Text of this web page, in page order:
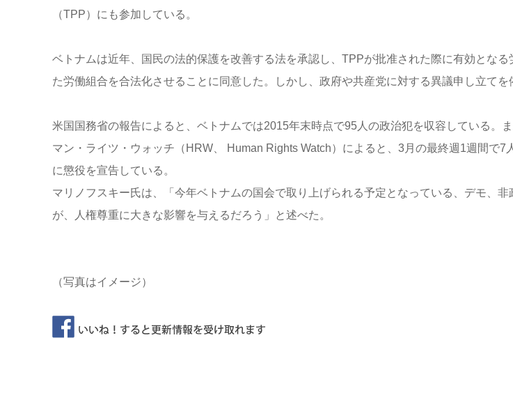
（TPP）にも参加している。
ベトナムは近年、国民の法的保護を改善する法を承認し、TPPが批准された際に有効となる
た労働組合を合法化させることに同意した。しかし、政府や共産党に対する異議申し立てを
米国国務省の報告によると、ベトナムでは2015年末時点で95人の政治犯を収容している。
マン・ライツ・ウォッチ（HRW、 Human Rights Watch）によると、3月の最終週1週間で7
に懲役を宣告している。
マリノフスキー氏は、「今年ベトナムの国会で取り上げられる予定となっている、デモ、
が、人権尊重に大きな影響を与えるだろう」と述べた。
（写真はイメージ）